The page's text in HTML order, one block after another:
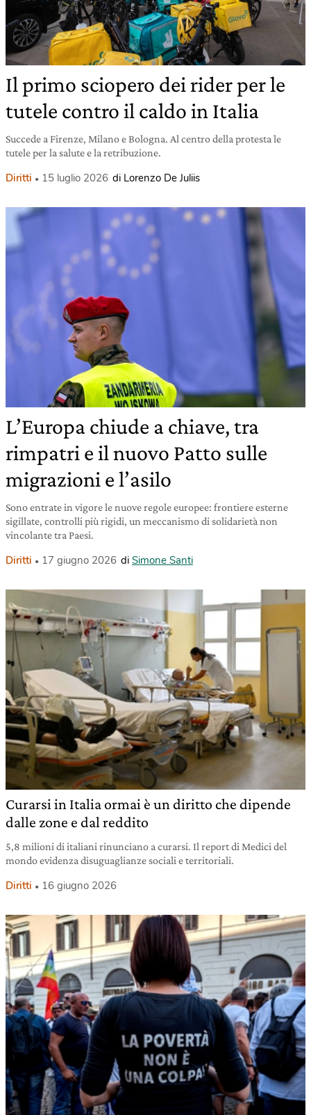
Il primo sciopero dei rider per le
tutele contro il caldo in Italia
Succede a Firenze, Milano e Bologna. Al centro della protesta le
tutele per la salute e la retribuzione.
Diritti 15 luglio 2026 di Lorenzo De Juliis
L’Europa chiude a chiave, tra
rimpatri e il nuovo Patto sulle
migrazioni e l’asilo
Sono entrate in vigore le nuove regole europee: frontiere esterne
sigillate, controlli più rigidi, un meccanismo di solidarietà non
vincolante tra Paesi.
Diritti 17 giugno 2026 di Simone Santi
Curarsi in Italia ormai è un diritto che dipende
dalle zone e dal reddito
5,8 milioni di italiani rinunciano a curarsi. Il report di Medici del
mondo evidenza disuguaglianze sociali e territoriali.
Diritti 16 giugno 2026